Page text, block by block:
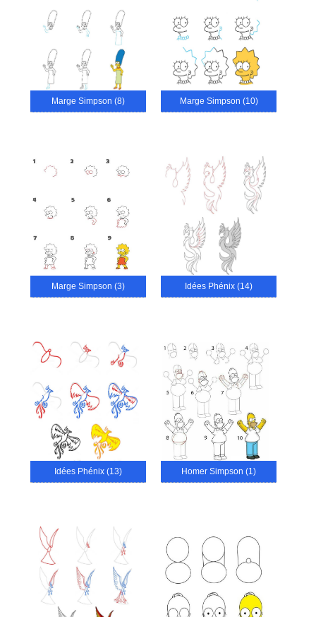
Marge Simpson (8) Marge Simpson (10)
Marge Simpson (3) Idées Phénix (14)
Idées Phénix (13) Homer Simpson (1)